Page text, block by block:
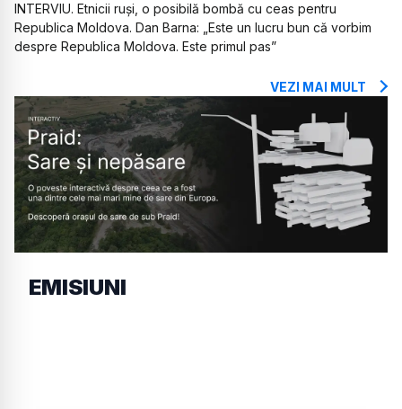
INTERVIU. Etnicii ruși, o posibilă bombă cu ceas pentru
Republica Moldova. Dan Barna: „Este un lucru bun că vorbim
despre Republica Moldova. Este primul pas”
VEZI MAI MULT
EMISIUNI